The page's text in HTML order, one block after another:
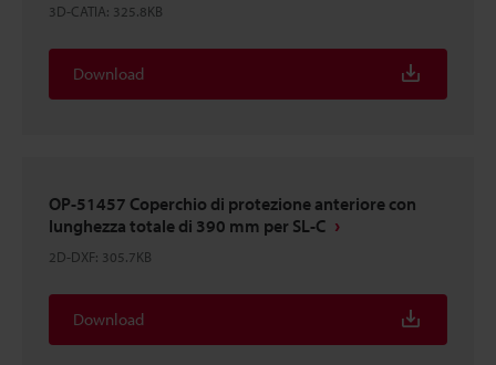
3D-CATIA: 325.8KB
Download
OP-51457 Coperchio di protezione anteriore con
lunghezza totale di 390 mm per SL-C
2D-DXF: 305.7KB
Download